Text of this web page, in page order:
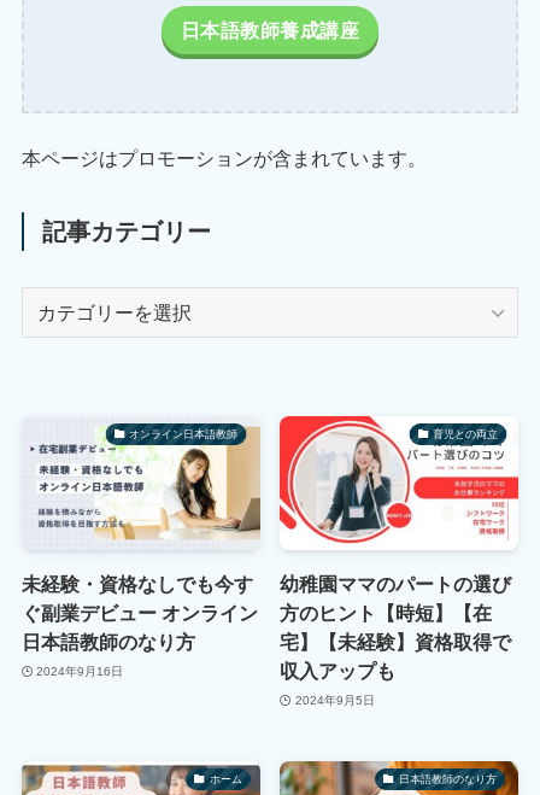
日本語教師養成講座
本ページはプロモーションが含まれています。
記事カテゴリー
リ
ー
オンライン日本語教師
未経験・資格なしでも今す
ぐ副業デビュー オンライン
日本語教師のなり方
2024年9月16日
育児との両立
幼稚園ママのパートの選び
方のヒント【時短】【在
宅】【未経験】資格取得で
収入アップも
2024年9月5日
ホーム 日本語教師のなり方